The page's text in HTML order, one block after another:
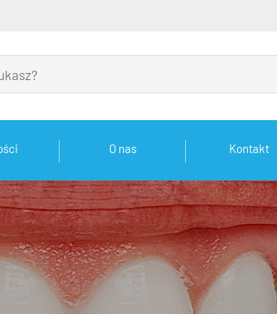
O nas Kontakt